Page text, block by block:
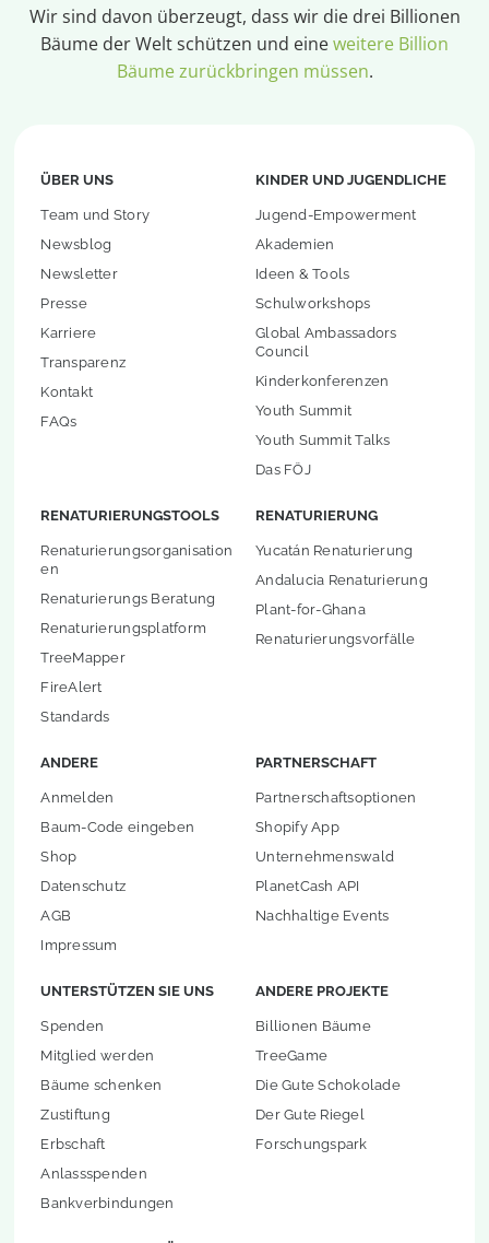
Wir sind davon überzeugt, dass wir die drei Billionen
Bäume der Welt schützen und eineweitere Billion
Bäume zurückbringen müssen.
ÜBER UNS
Team und Story
Newsblog
Newsletter
Presse
Karriere
Transparenz
Kontakt
FAQs
KINDER UND JUGENDLICHE
Jugend-Empowerment
Akademien
Ideen & Tools
Schulworkshops
Global Ambassadors
Council
Kinderkonferenzen
Youth Summit
Youth Summit Talks
Das FÖJ
RENATURIERUNGSTOOLS
Renaturierungsorganisation
en
Renaturierungs Beratung
Renaturierungsplatform
TreeMapper
FireAlert
Standards
RENATURIERUNG
Yucatán Renaturierung
Andalucia Renaturierung
Plant-for-Ghana
Renaturierungsvorfälle
ANDERE
Anmelden
Baum-Code eingeben
Shop
Datenschutz
AGB
Impressum
PARTNERSCHAFT
Partnerschaftsoptionen
Shopify App
Unternehmenswald
PlanetCash API
Nachhaltige Events
UNTERSTÜTZEN SIE UNS
Spenden
Mitglied werden
Bäume schenken
Zustiftung
Erbschaft
Anlassspenden
Bankverbindungen
ANDERE PROJEKTE
Billionen Bäume
TreeGame
Die Gute Schokolade
Der Gute Riegel
Forschungspark